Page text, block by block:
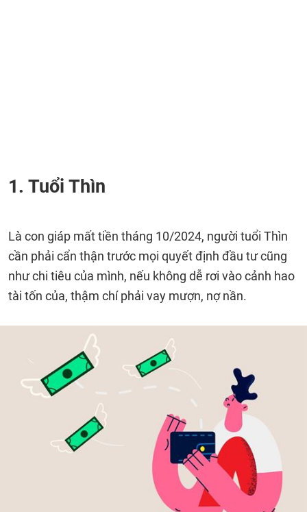
1. Tuổi Thìn
Là con giáp mất tiền tháng 10/2024, người tuổi Thìn
cần phải cẩn thận trước mọi quyết định đầu tư cũng
như chi tiêu của mình, nếu không dễ rơi vào cảnh hao
tài tốn của, thậm chí phải vay mượn, nợ nần.